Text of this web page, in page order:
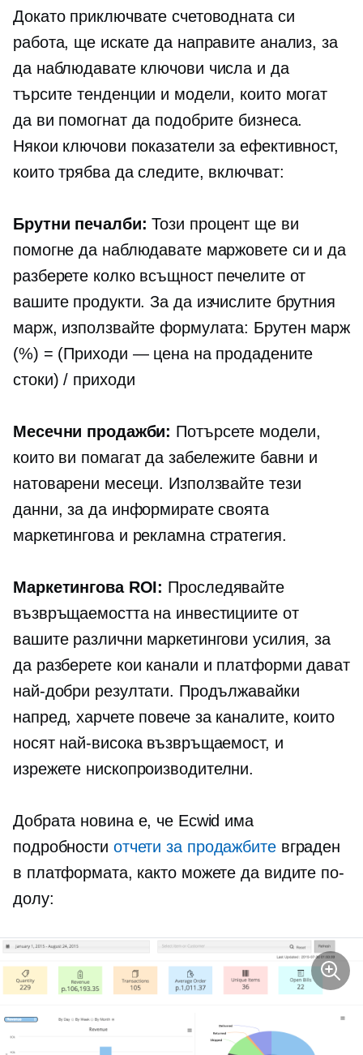
Докато приключвате счетоводната си
работа, ще искате да направите анализ, за ​​
да наблюдавате ключови числа и да
търсите тенденции и модели, които могат
да ви помогнат да подобрите бизнеса.
Някои ключови показатели за ефективност,
които трябва да следите, включват:
Брутни печалби: Този процент ще ви
помогне да наблюдавате маржовете си и да
разберете колко всъщност печелите от
вашите продукти. За да изчислите брутния
марж, използвайте формулата: Брутен марж
(%) = (Приходи — цена на продадените
стоки) / приходи
Месечни продажби: Потърсете модели,
които ви помагат да забележите бавни и
натоварени месеци. Използвайте тези
данни, за да информирате своята
маркетингова и рекламна стратегия.
Маркетингова ROI: Проследявайте
възвръщаемостта на инвестициите от
вашите различни маркетингови усилия, за
да разберете кои канали и платформи дават
най-добри резултати. Продължавайки
напред, харчете повече за каналите, които
носят най-висока възвръщаемост, и
изрежете нископроизводителни.
Добрата новина е, че Ecwid има
подробности отчети за продажбитевграден
в платформата, както можете да видите по-
долу: